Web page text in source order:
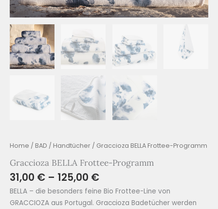
Home / BAD / Handtücher / Graccioza BELLA Frottee-Programm
Graccioza BELLA Frottee-Programm
31,00 € – 125,00 €
BELLA – die besonders feine Bio Frottee-Line von
GRACCIOZA aus Portugal. Graccioza Badetücher werden